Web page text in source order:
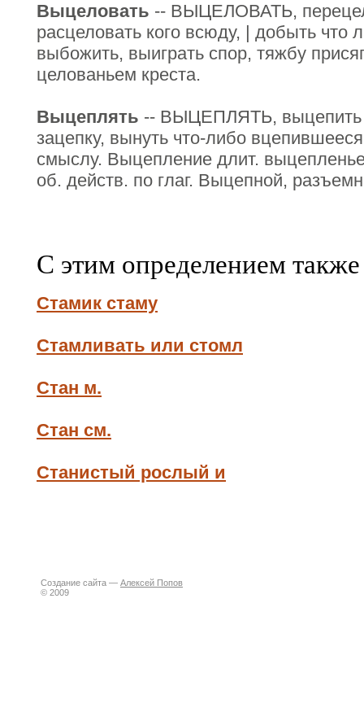
Выцеловать -- ВЫЦЕЛОВАТЬ,
расцеловать кого всюду, | добыть что
выбожить, выиграть спор, тяжбу
целованьем креста.
Выцеплять -- ВЫЦЕПЛЯТЬ, выцепить
зацепку, вынуть что-либо
смыслу. Выцепление длит.
об. действ. по глаг. Выцепной,
С этим определением
Стамик стаму
Стамливать или стомл
Стан м.
Стан см.
Станистый рослый и
Создание сайта — Алексей Попов
© 2009